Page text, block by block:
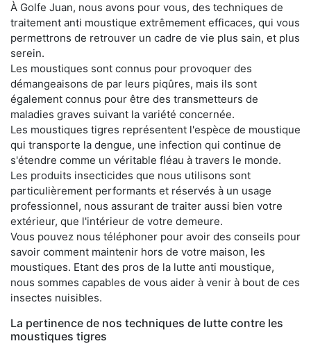
À Golfe Juan, nous avons pour vous, des techniques de
traitement anti moustique extrêmement efficaces, qui vous
permettrons de retrouver un cadre de vie plus sain, et plus
serein.
Les moustiques sont connus pour provoquer des
démangeaisons de par leurs piqûres, mais ils sont
également connus pour être des transmetteurs de
maladies graves suivant la variété concernée.
Les moustiques tigres représentent l'espèce de moustique
qui transporte la dengue, une infection qui continue de
s'étendre comme un véritable fléau à travers le monde.
Les produits insecticides que nous utilisons sont
particulièrement performants et réservés à un usage
professionnel, nous assurant de traiter aussi bien votre
extérieur, que l'intérieur de votre demeure.
Vous pouvez nous téléphoner pour avoir des conseils pour
savoir comment maintenir hors de votre maison, les
moustiques. Etant des pros de la lutte anti moustique,
nous sommes capables de vous aider à venir à bout de ces
insectes nuisibles.
La pertinence de nos techniques de lutte contre les
moustiques tigres